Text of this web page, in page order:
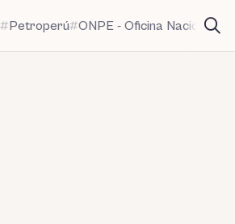
Petroperú ONPE - Oficina Nacional